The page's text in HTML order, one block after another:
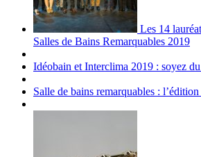
Les 14
Salles de Bains Remarquables 2019
Idéobain et Interclima 2019 : soyez
Salle de bains remarquables :